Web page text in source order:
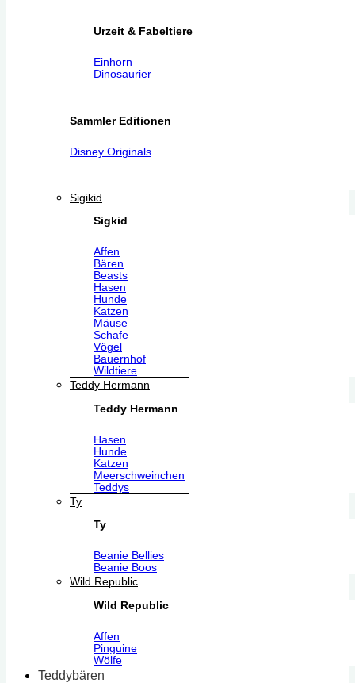
Urzeit & Fabeltiere
Einhorn
Dinosaurier
Sammler Editionen
Disney Originals
Sigikid
Sigkid
Affen
Bären
Beasts
Hasen
Hunde
Katzen
Mäuse
Schafe
Vögel
Bauernhof
Wildtiere
Teddy Hermann
Teddy Hermann
Hasen
Hunde
Katzen
Meerschweinchen
Teddys
Ty
Ty
Beanie Bellies
Beanie Boos
Wild Republic
Wild Republic
Affen
Pinguine
Wölfe
Teddybären